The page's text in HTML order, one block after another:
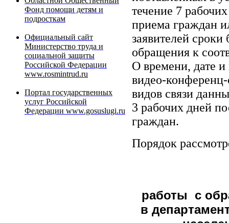
Фонд помощи детям и
подросткам
Официальный сайт
Министерство труда и
социальной защиты
Российской Федерации
www.rosmintrud.ru
Портал государственных
услуг Российской
Федерации www.gosuslugi.ru
течение 7
приема граждан
заявителей сроки
обращения к
О времени, дате
видео-конференц-
видов связи
3 рабочих дней
граждан.
Порядок
работы с
в